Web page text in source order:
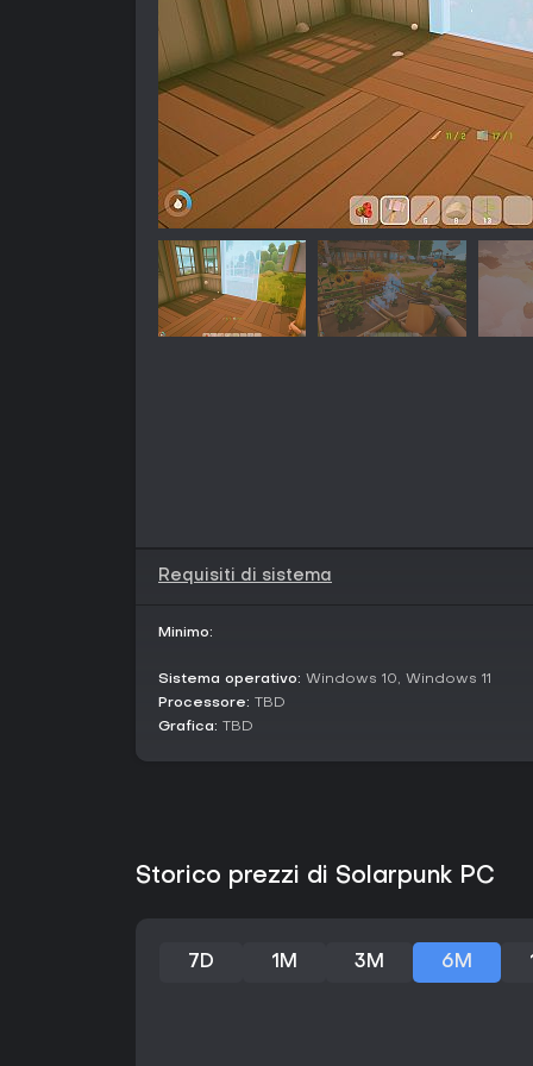
Requisiti di sistema
Minimo:
Sistema operativo: Windows 10, Windows 11
Processore: TBD
Grafica: TBD
Storico prezzi di Solarpunk PC
7D 1M 3M 6M